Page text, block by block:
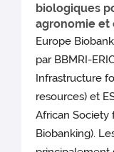
biologiques
agronomie et
Europe
par BBMRI-
Infrastructure
resources) et
African Society
Biobanking).